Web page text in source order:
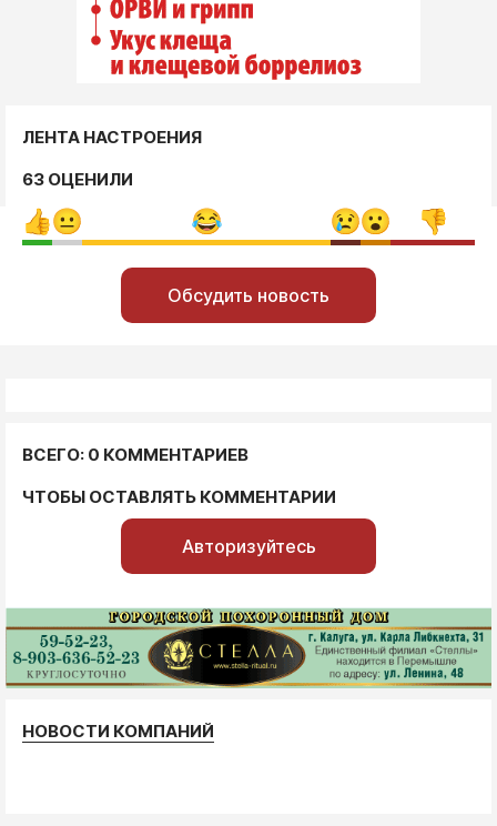
ЛЕНТА НАСТРОЕНИЯ
63 ОЦЕНИЛИ
Обсудить новость
ВСЕГО: 0 КОММЕНТАРИЕВ
ЧТОБЫ ОСТАВЛЯТЬ КОММЕНТАРИИ
Авторизуйтесь
НОВОСТИ КОМПАНИЙ